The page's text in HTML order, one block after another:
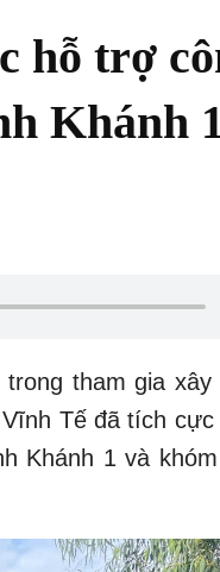
hỗ trợ
Khánh
tham gia xây
Tế đã tích cực
Khánh 1 và